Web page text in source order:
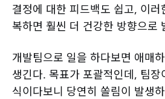
결정에 대한 피드백도 쉽고, 이
복하면 훨씬 더 건강한 방향으로
개발팀으로 일을 하다보면 애매
생긴다. 목표가 포괄적인데, 팀
식이다보니 당연히 쏠림이 발생